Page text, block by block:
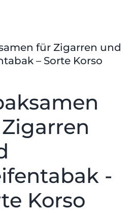
für Zigarren und
– Sorte Korso
-
Korso